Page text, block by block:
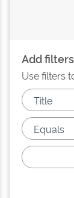
Add
Use filters